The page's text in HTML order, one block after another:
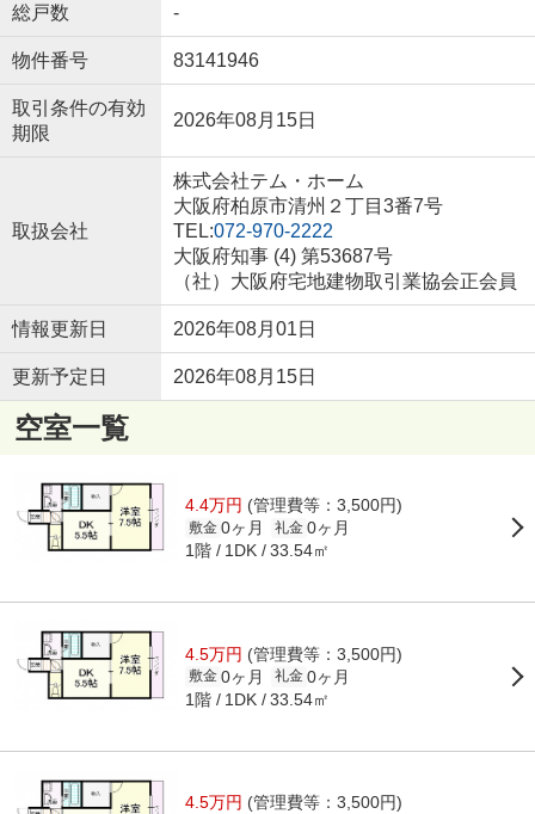
総戸数 -
物件番号 83141946
取引条件の有効
期限
2026年08月15日
取扱会社
株式会社テム・ホーム
大阪府柏原市清州２丁目3番7号
TEL:072-970-2222
大阪府知事 (4) 第53687号
（社）大阪府宅地建物取引業協会正会員
情報更新日 2026年08月01日
更新予定日 2026年08月15日
空室一覧
4.4万円 (管理費等：3,500円)
敷金 0ヶ月 礼金 0ヶ月
1階 1DK 33.54㎡
4.5万円 (管理費等：3,500円)
敷金 0ヶ月 礼金 0ヶ月
1階 1DK 33.54㎡
4.5万円 (管理費等：3,500円)